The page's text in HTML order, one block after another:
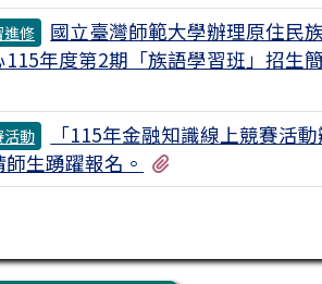
進修
國立臺灣師範大學辦理原住民
115年度第2期「族語學習班」招生
活動
「115年金融知識線上競賽活
生踴躍報名。